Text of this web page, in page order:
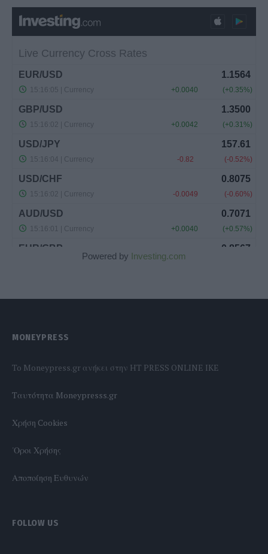
Powered by Investing.com
MONEYPRESS
To Moneypress.gr ανήκει στην HT PRESS ONLINE IKE
Tαυτότητα Moneypresss.gr
Χρήση Cookies
'Οροι Χρήσης
Αποποίηση Ευθυνών
FOLLOW US